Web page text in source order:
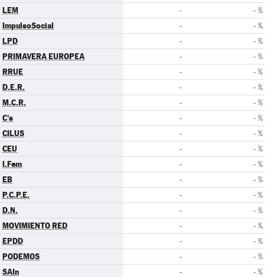
LEM - - %
ImpulsoSocial - - %
LPD - - %
PRIMAVERA EUROPEA - - %
RRUE - - %
D.E.R. - - %
M.C.R. - - %
C's - - %
CILUS - - %
CEU - - %
I.Fem - - %
EB - - %
P.C.P.E. - - %
D.N. - - %
MOVIMIENTO RED - - %
EPDD - - %
PODEMOS - - %
SAIn - - %